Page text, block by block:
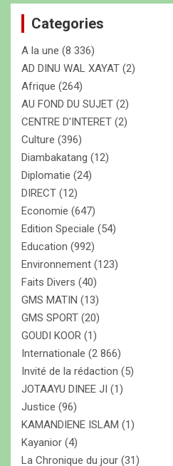
e
c
h
e
r
Categories
A la une (8 336)
AD DINU WAL XAYAT (2)
Afrique (264)
AU FOND DU SUJET (2)
CENTRE D'INTERET (2)
Culture (396)
Diambakatang (12)
Diplomatie (24)
DIRECT (12)
Economie (647)
Edition Speciale (54)
Education (992)
Environnement (123)
Faits Divers (40)
GMS MATIN (13)
GMS SPORT (20)
GOUDI KOOR (1)
Internationale (2 866)
Invité de la rédaction (5)
JOTAAYU DINEE JI (1)
Justice (96)
KAMANDIENE ISLAM (1)
Kayanior (4)
La Chronique du jour (31)